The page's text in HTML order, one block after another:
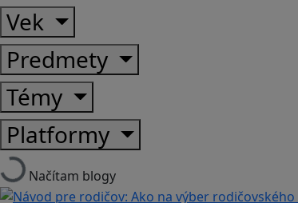
Vek
Predmety
Témy
Platformy
Načítam blogy